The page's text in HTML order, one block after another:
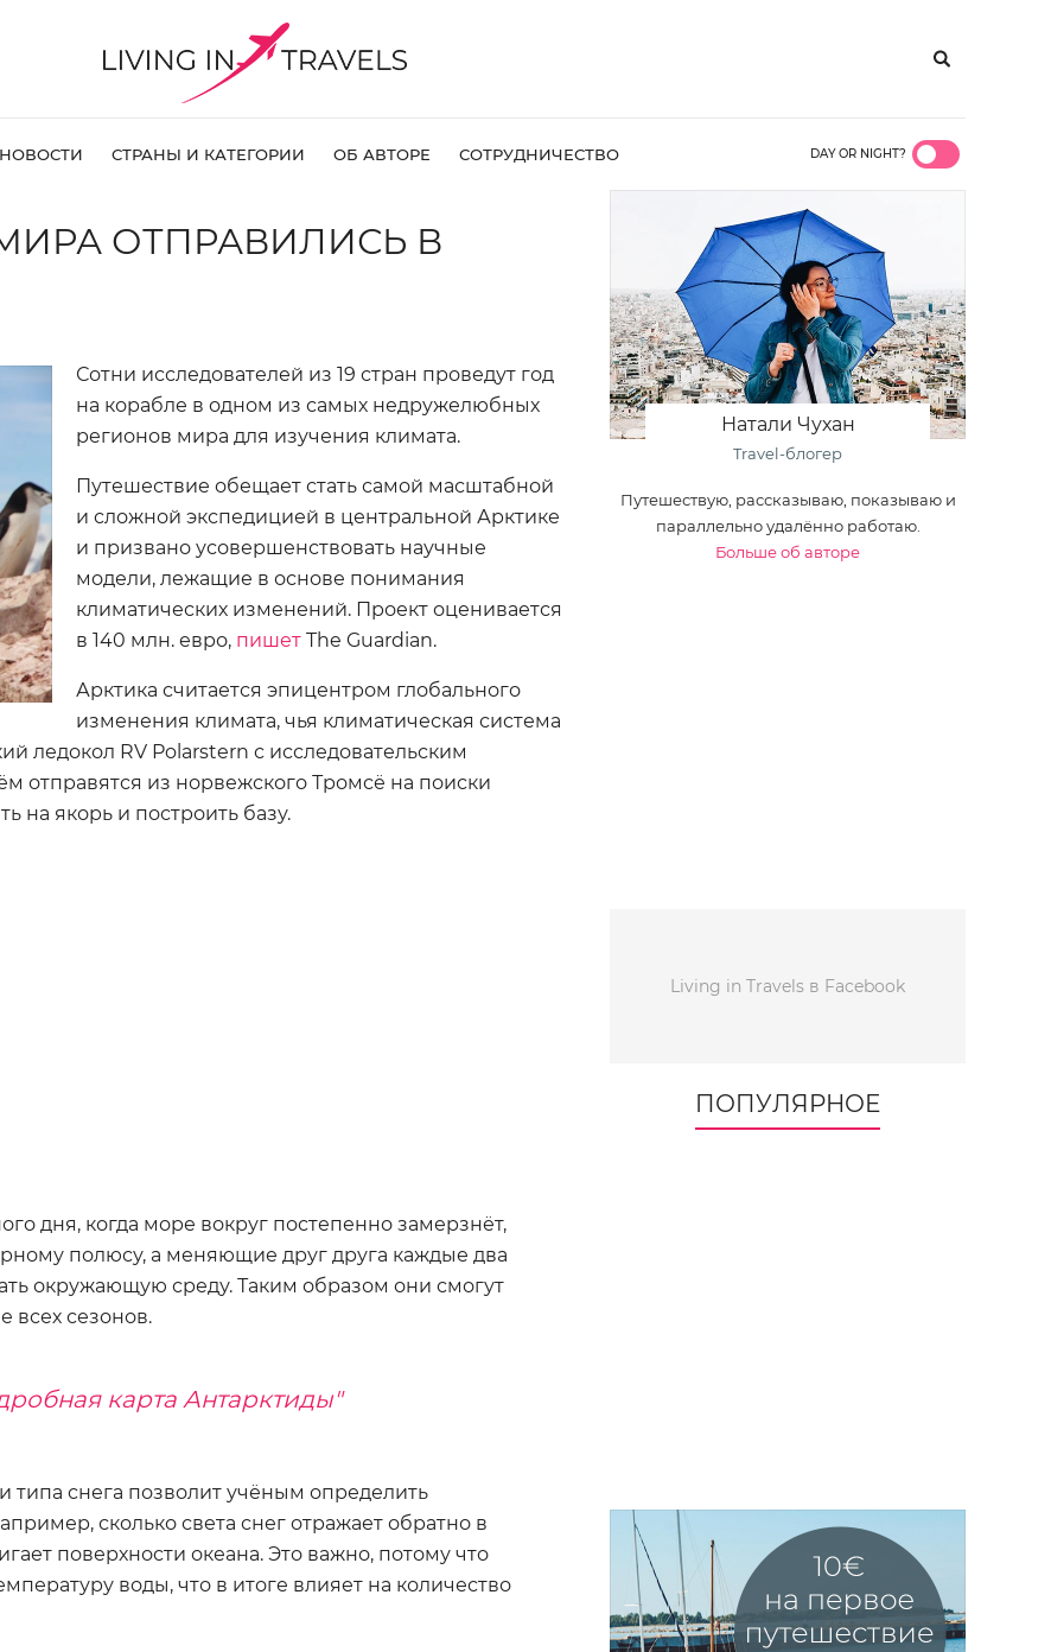
НОВОСТИ СТРАНЫ И КАТЕГОРИИ ОБ АВТОРЕ СОТРУДНИЧЕСТВО DAY OR NIGHT?
ОТПРАВИЛИСЬ В
Сотни исследователей из 19 стран проведут год
на корабле в одном из самых недружелюбных
регионов мира для изучения климата.
Путешествие обещает стать самой масштабной
и сложной экспедицией в центральной Арктике
и призвано усовершенствовать научные
модели, лежащие в основе понимания
климатических изменений. Проект оценивается
в 140 млн. евро, пишет The Guardian.
Арктика считается эпицентром глобального
изменения климата, чья климатическая система
ледокол RV Polarstern с исследовательским
отправятся из норвежского Тромсё на поиски
на якорь и построить базу.
дня, когда море вокруг постепенно замерзнёт,
полюсу, а меняющие друг друга каждые два
окружающую среду. Таким образом они смогут
всех сезонов.
карта Антарктиды"
типа снега позволит учёным определить
сколько света снег отражает обратно в
поверхности океана. Это важно, потому что
воды, что в итоге влияет на количество
Натали Чухан
Travel-блогер
Путешествую, рассказываю, показываю и
параллельно удалённо работаю.
Больше об авторе
Living in Travels в Facebook
ПОПУЛЯРНОЕ